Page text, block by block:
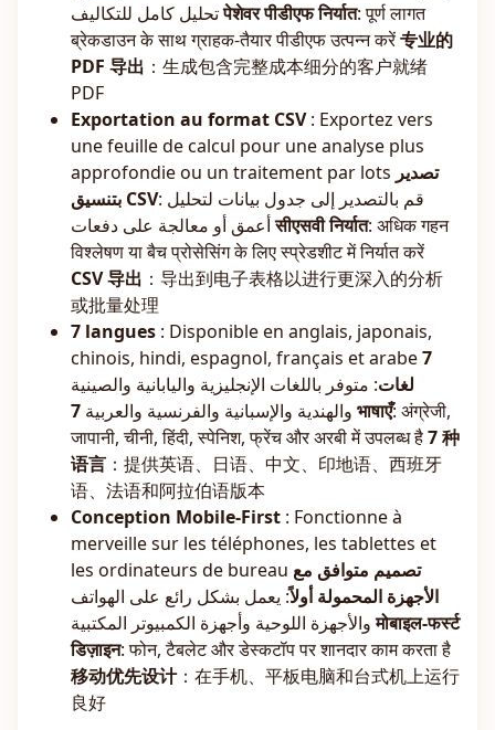
تحليل كامل للتكاليفपेशेवर पीडीएफ निर्यात: पूर्ण लागत
ब्रेकडाउन के साथ ग्राहक-तैयार पीडीएफ उत्पन्न करें专业的
PDF 导出 ：生成包含完整成本细分的客户就绪
PDF
Exportation au format CSV: Exportez vers
une feuille de calcul pour une analyse plus
approfondie ou un traitement par lots تصدير
بتنسيق CSV: قم بالتصدير إلى جدول بيانات لتحليل
أعمق أو معالجة على دفعاتसीएसवी निर्यात: अधिक गहन
विश्लेषण या बैच प्रोसेसिंग के लिए स्प्रेडशीट में निर्यात करें
CSV 导出 ：导出到电子表格以进行更深入的分析
或批量处理
7 langues : Disponible en anglais, japonais,
chinois, hindi, espagnol, français et arabe7
لغات: متوفر باللغات الإنجليزية واليابانية والصينية
والهندية والإسبانية والفرنسية والعربية 7 भाषाएँ: अंग्रेजी,
जापानी, चीनी, हिंदी, स्पेनिश, फ्रेंच और अरबी में उपलब्ध है7 种
语言 ：提供英语、日语、中文、印地语、西班牙
语、法语和阿拉伯语版本
Conception Mobile-First : Fonctionne à
merveille sur les téléphones, les tablettes et
les ordinateurs de bureau تصميم متوافق مع
الأجهزة المحمولة أولاً: يعمل بشكل رائع على الهواتف
والأجهزة اللوحية وأجهزة الكمبيوتر المكتبيةमोबाइल-फर्स्ट
डिज़ाइन: फोन, टैबलेट और डेस्कटॉप पर शानदार काम करता है
移动优先设计：在手机、平板电脑和台式机上运行
良好